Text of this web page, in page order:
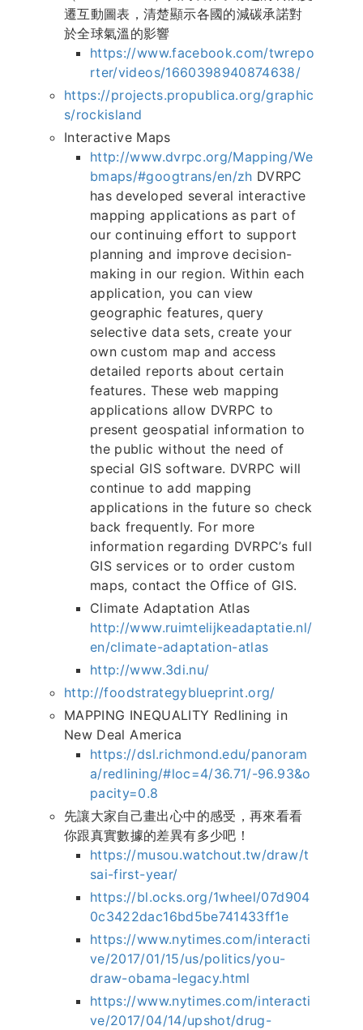
遷互動圖表，清楚顯示各國的減碳承諾對
於全球氣溫的影響
https://www.facebook.com/twrepo
rter/videos/1660398940874638/
https://projects.propublica.org/graphic
s/rockisland
Interactive Maps
http://www.dvrpc.org/Mapping/We
bmaps/#googtrans/en/zh DVRPC
has developed several interactive
mapping applications as part of
our continuing effort to support
planning and improve decision-
making in our region. Within each
application, you can view
geographic features, query
selective data sets, create your
own custom map and access
detailed reports about certain
features. These web mapping
applications allow DVRPC to
present geospatial information to
the public without the need of
special GIS software. DVRPC will
continue to add mapping
applications in the future so check
back frequently. For more
information regarding DVRPC’s full
GIS services or to order custom
maps, contact the Office of GIS.
Climate Adaptation Atlas
http://www.ruimtelijkeadaptatie.nl/
en/climate-adaptation-atlas
http://www.3di.nu/
http://foodstrategyblueprint.org/
MAPPING INEQUALITY Redlining in
New Deal America
https://dsl.richmond.edu/panoram
a/redlining/#loc=4/36.71/-96.93&o
pacity=0.8
先讓大家自己畫出心中的感受，再來看看
你跟真實數據的差異有多少吧！
https://musou.watchout.tw/draw/t
sai-first-year/
https://bl.ocks.org/1wheel/07d904
0c3422dac16bd5be741433ff1e
https://www.nytimes.com/interacti
ve/2017/01/15/us/politics/you-
draw-obama-legacy.html
https://www.nytimes.com/interacti
ve/2017/04/14/upshot/drug-